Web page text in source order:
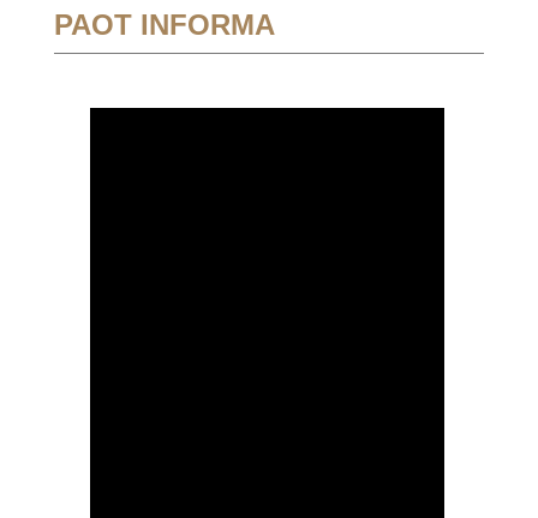
PAOT INFORMA